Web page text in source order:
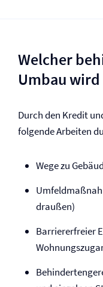
Welcher
Umbau
Durch den Kredit
folgende Arbeiten
Wege zu
draußen)
Barriererfreier